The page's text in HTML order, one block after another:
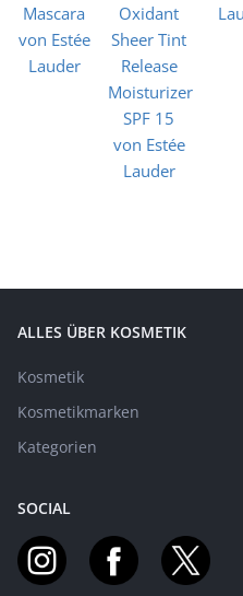
ALLES ÜBER KOSMETIK
Kosmetik
Kosmetikmarken
Kategorien
SOCIAL